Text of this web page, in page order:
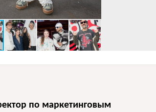
по маркетинговым